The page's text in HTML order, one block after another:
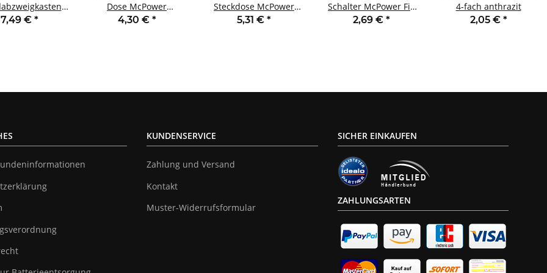
75x75x40mm
7,49 € *
Dose McPower
Fix,Schalter+Steckdose,Steckanschluss
4,30 € *
Steckdose McPower
Secure 250V~/16A IP44
5,31 € *
Schalter McPower Fix
Steckanschluss,IP54,250V~/10A
2,69 € *
4-fach anthrazit
2,05 € *
KUNDENSERVICE
Zahlung und Versand
Kontakt
Muster-Widerrufsformular
SICHER EINKAUFEN
ZAHLUNGSARTEN